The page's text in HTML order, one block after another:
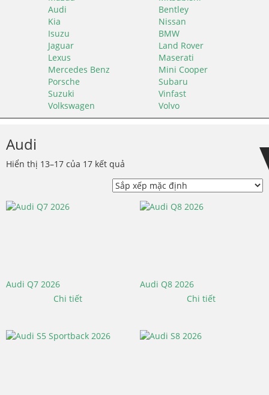
Audi
Bentley
Kia
Nissan
Isuzu
BMW
Jaguar
Land Rover
Lexus
Maserati
Mercedes Benz
Mini Cooper
Porsche
Subaru
Suzuki
Vinfast
Volkswagen
Volvo
navigation
content
Audi
Hiển thị 13–17 của 17 kết quả
Audi Q7 2026
Chi tiết
Audi Q8 2026
Chi tiết